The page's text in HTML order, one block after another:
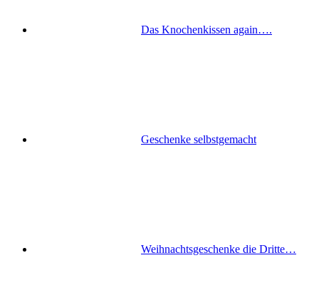
Das Knochenkissen again….
Geschenke selbstgemacht
Weihnachtsgeschenke die Dritte…